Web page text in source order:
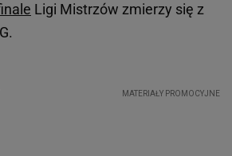
Ligi Mistrzów zmierzy się z